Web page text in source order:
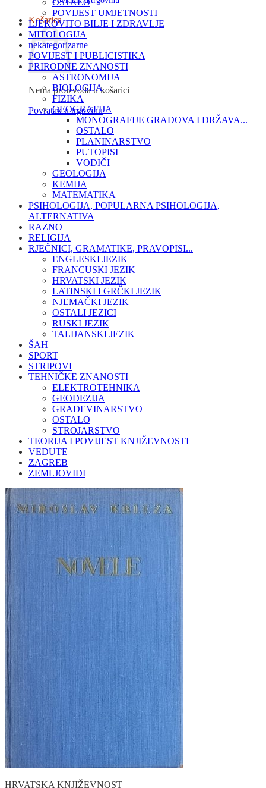
Košarica
Nema proizvoda u košarici
Povratak u trgovinu
OSTALO
POVIJEST UMJETNOSTI
LJEKOVITO BILJE I ZDRAVLJE
MITOLOGIJA
nekategorizarne
POVIJEST I PUBLICISTIKA
PRIRODNE ZNANOSTI
ASTRONOMIJA
BIOLOGIJA
FIZIKA
GEOGRAFIJA
MONOGRAFIJE GRADOVA I DRŽAVA...
OSTALO
PLANINARSTVO
PUTOPISI
VODIČI
GEOLOGIJA
KEMIJA
MATEMATIKA
PSIHOLOGIJA, POPULARNA PSIHOLOGIJA,
ALTERNATIVA
RAZNO
RELIGIJA
RJEČNICI, GRAMATIKE, PRAVOPISI...
ENGLESKI JEZIK
FRANCUSKI JEZIK
HRVATSKI JEZIK
LATINSKI I GRČKI JEZIK
NJEMAČKI JEZIK
OSTALI JEZICI
RUSKI JEZIK
TALIJANSKI JEZIK
ŠAH
SPORT
STRIPOVI
TEHNIČKE ZNANOSTI
ELEKTROTEHNIKA
GEODEZIJA
GRAĐEVINARSTVO
OSTALO
STROJARSTVO
TEORIJA I POVIJEST KNJIŽEVNOSTI
VEDUTE
ZAGREB
ZEMLJOVIDI
HRVATSKA KNJIŽEVNOST